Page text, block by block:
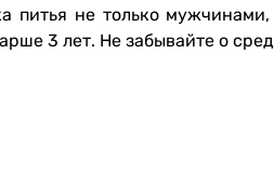
питья не только
3 лет. Не забывайте о